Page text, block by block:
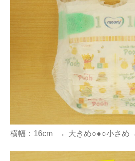
横幅：16cm ←大きめ○●○小さめ